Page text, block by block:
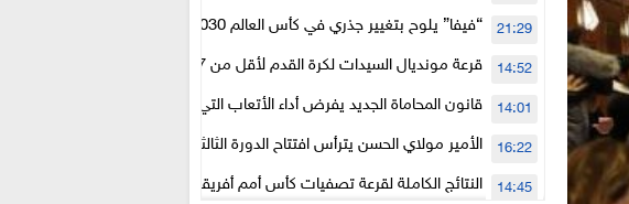
لتنظيمها
“فيفا” يلوح بتغيير جذري في كأس العالم 2030 21:29
المستوى الأول
14:52
قانون المحاماة الجديد يفرض أداء الأتعاب التي تفوق 10 آلاف درهم بالشيك 14:01
الأمير مولاي الحسن يترأس افتتاح الدورة الثالثة من معرض المغرب لصناعة
الإلكترونية
16:22
النتائج الكاملة لقرعة تصفيات كأس أمم أفريقيا 2027 14:45